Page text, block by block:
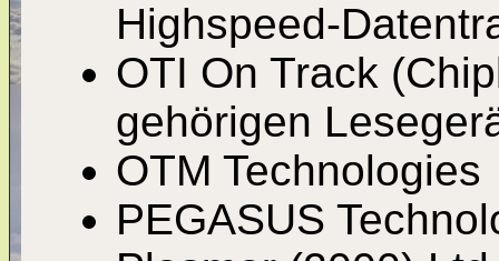
Highspeed-
OTI On Track
gehörigen
OTM Technologies
PEGASUS